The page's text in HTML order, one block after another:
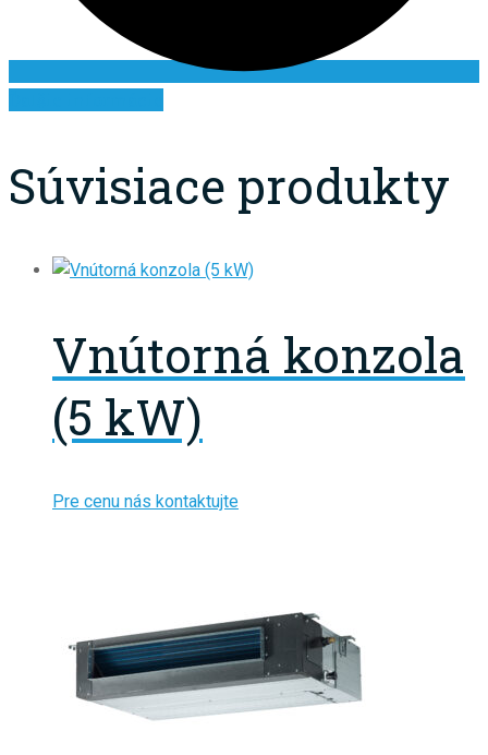
Súvisiace produkty
Vnútorná konzola
(5 kW)
Pre cenu nás kontaktujte